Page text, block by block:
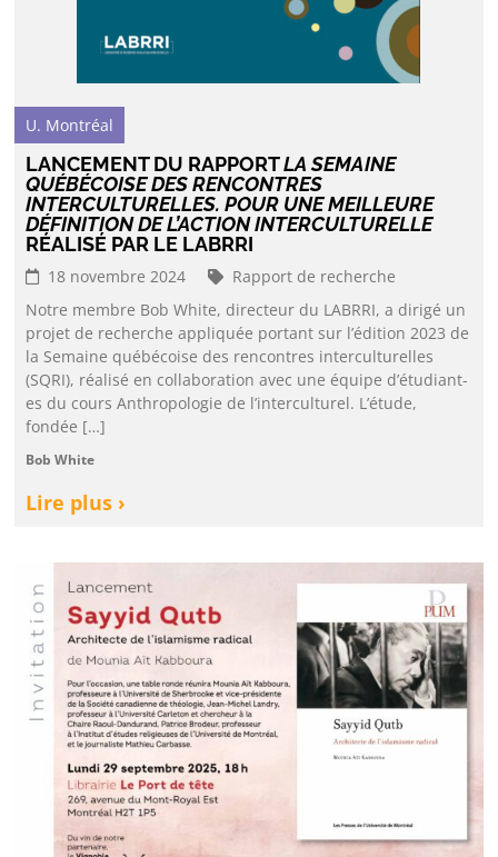
U. Montréal
LANCEMENT DU RAPPORTLA SEMAINE
QUÉBÉCOISE DES RENCONTRES
INTERCULTURELLES. POUR UNE MEILLEURE
DÉFINITION DE L’ACTION INTERCULTURELLE
RÉALISÉ PAR LE LABRRI
18 novembre 2024
Rapport de recherche
Notre membre Bob White, directeur du LABRRI, a dirigé un
projet de recherche appliquée portant sur l’édition 2023 de
la Semaine québécoise des rencontres interculturelles
(SQRI), réalisé en collaboration avec une équipe d’étudiant-
es du cours Anthropologie de l’interculturel. L’étude,
fondée […]
Bob White
Lire plus ›